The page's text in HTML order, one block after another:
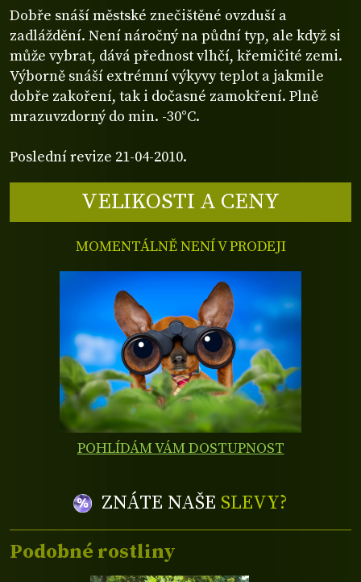
Dobře snáší městské znečištěné ovzduší a
zadláždění. Není náročný na půdní typ, ale když si
může vybrat, dává přednost vlhčí, křemičité zemi.
Výborně snáší extrémní výkyvy teplot a jakmile
dobře zakoření, tak i dočasné zamokření. Plně
mrazuvzdorný do min. -30°C.
Poslední revize 21-04-2010.
VELIKOSTI A CENY
MOMENTÁLNĚ NENÍ V PRODEJI
POHLÍDÁM VÁM DOSTUPNOST
ZNÁTE NAŠE SLEVY?
Podobné rostliny